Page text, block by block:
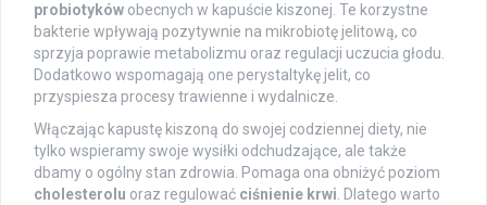
probiotyków obecnych w kapuście kiszonej. Te korzystne
bakterie wpływają pozytywnie na mikrobiotę jelitową, co
sprzyja poprawie metabolizmu oraz regulacji uczucia głodu.
Dodatkowo wspomagają one perystaltykę jelit, co
przyspiesza procesy trawienne i wydalnicze.
Włączając kapustę kiszoną do swojej codziennej diety, nie
tylko wspieramy swoje wysiłki odchudzające, ale także
dbamy o ogólny stan zdrowia. Pomaga ona obniżyć poziom
cholesterolu oraz regulować ciśnienie krwi . Dlatego warto